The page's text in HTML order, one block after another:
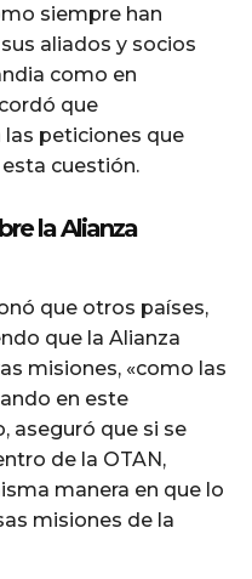
siempre han
aliados y socios
como en
que
peticiones que
cuestión.
la Alianza
que otros países,
que la Alianza
misiones, «como las
en este
aseguró que si se
de la OTAN,
manera en que lo
misiones de la